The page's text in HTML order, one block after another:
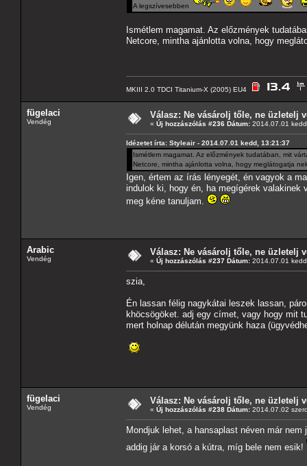
A legszívesebben
Ismétlem magamat. Az előzmények
Netcore, mintha ajánlotta volna, hogy
MKIII 2.0 TDCI Titanium-X (2005) EU4
fügelaci
Vendég
Válasz: Ne vásárolj tőle, ne üzletelj
« Új hozzászólás #236 Dátum: 2014.07.01
Idézetet írta: Styleair - 2014.07.01 kedd, 13:21:37
Ismétlem magamat. Az előzmények tudatában, mit
Netcore, mintha ajánlotta volna, hogy meglátogatja
Igen, értem az írás lényegét, én vagyok a
indulok ki, hogy én, ha megígérek
meg kéne tanuljam.
Arabic
Vendég
Válasz: Ne vásárolj tőle, ne üzletelj
« Új hozzászólás #237 Dátum: 2014.07.01
szia,
Én lassan félig nagykátai leszek lassan,
khöcsögöket. adj egy címet, vagy hogy mit
mert holnap délután megyünk haza
fügelaci
Vendég
Válasz: Ne vásárolj tőle, ne üzletelj
« Új hozzászólás #238 Dátum: 2014.07.02
Mondjuk lehet, a hansaplast néven már
addig jár a korsó a kútra, míg bele nem esik!